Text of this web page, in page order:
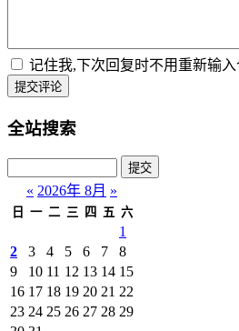
记住我,下次回复时不用重新输
提交评论
全站搜索
« 2026年 8月 »
日 一 二 三 四 五 六
1
2
3 4 5 6 7
8
9
10 11 12 13 14 15
16 17 18 19 20 21 22
23 24 25 26 27 28 29